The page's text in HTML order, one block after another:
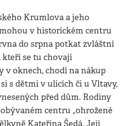
Krumlova a jeho
v historickém centru
do srpna potkat zvláštní
se tu chovají
v oknech, chodí na nákup
s dětmi v ulicích či u Vltavy,
před dům. Rodiny
centru „ohrožené
Kateřina Šedá. Její